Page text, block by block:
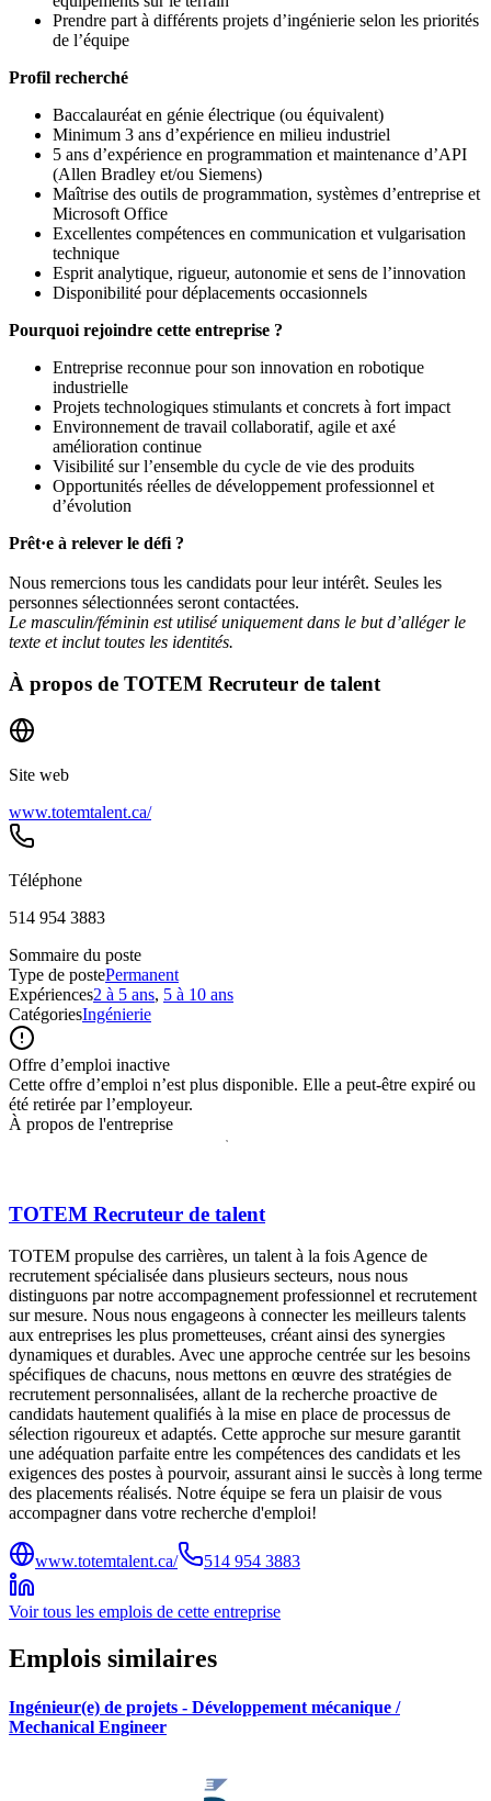
Prendre part à différents projets d’ingénierie selon les priorités
de l’équipe
Profil recherché
Baccalauréat en génie électrique (ou équivalent)
Minimum 3 ans d’expérience en milieu industriel
5 ans d’expérience en programmation et maintenance d’API
(Allen Bradley et/ou Siemens)
Maîtrise des outils de programmation, systèmes d’entreprise et
Microsoft Office
Excellentes compétences en communication et vulgarisation
technique
Esprit analytique, rigueur, autonomie et sens de l’innovation
Disponibilité pour déplacements occasionnels
Pourquoi rejoindre cette entreprise ?
Entreprise reconnue pour son innovation en robotique
industrielle
Projets technologiques stimulants et concrets à fort impact
Environnement de travail collaboratif, agile et axé
amélioration continue
Visibilité sur l’ensemble du cycle de vie des produits
Opportunités réelles de développement professionnel et
d’évolution
Prêt·e à relever le défi ?
Nous remercions tous les candidats pour leur intérêt. Seules les
personnes sélectionnées seront contactées.
Le masculin/féminin est utilisé uniquement dans le but d’alléger le
texte et inclut toutes les identités.
À propos de TOTEM Recruteur de talent
Site web
www.totemtalent.ca/
Téléphone
514 954 3883
Sommaire du poste
Type de postePermanent
Expériences2 à 5 ans, 5 à 10 ans
CatégoriesIngénierie
Offre d’emploi inactive
Cette offre d’emploi n’est plus disponible. Elle a peut-être expiré ou
été retirée par l’employeur.
À propos de l'entreprise
TOTEM Recruteur de talent
TOTEM propulse des carrières, un talent à la fois Agence de
recrutement spécialisée dans plusieurs secteurs, nous nous
distinguons par notre accompagnement professionnel et recrutement
sur mesure. Nous nous engageons à connecter les meilleurs talents
aux entreprises les plus prometteuses, créant ainsi des synergies
dynamiques et durables. Avec une approche centrée sur les besoins
spécifiques de chacuns, nous mettons en œuvre des stratégies de
recrutement personnalisées, allant de la recherche proactive de
candidats hautement qualifiés à la mise en place de processus de
sélection rigoureux et adaptés. Cette approche sur mesure garantit
une adéquation parfaite entre les compétences des candidats et les
exigences des postes à pourvoir, assurant ainsi le succès à long terme
des placements réalisés. Notre équipe se fera un plaisir de vous
accompagner dans votre recherche d'emploi!
www.totemtalent.ca/ 514 954 3883
Voir tous les emplois de cette entreprise
Emplois similaires
Ingénieur(e) de projets - Développement mécanique /
Mechanical Engineer